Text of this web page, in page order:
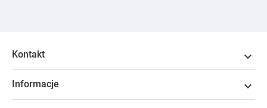
Kontakt 
Informacje 